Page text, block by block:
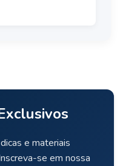
e materiais
se em nossa